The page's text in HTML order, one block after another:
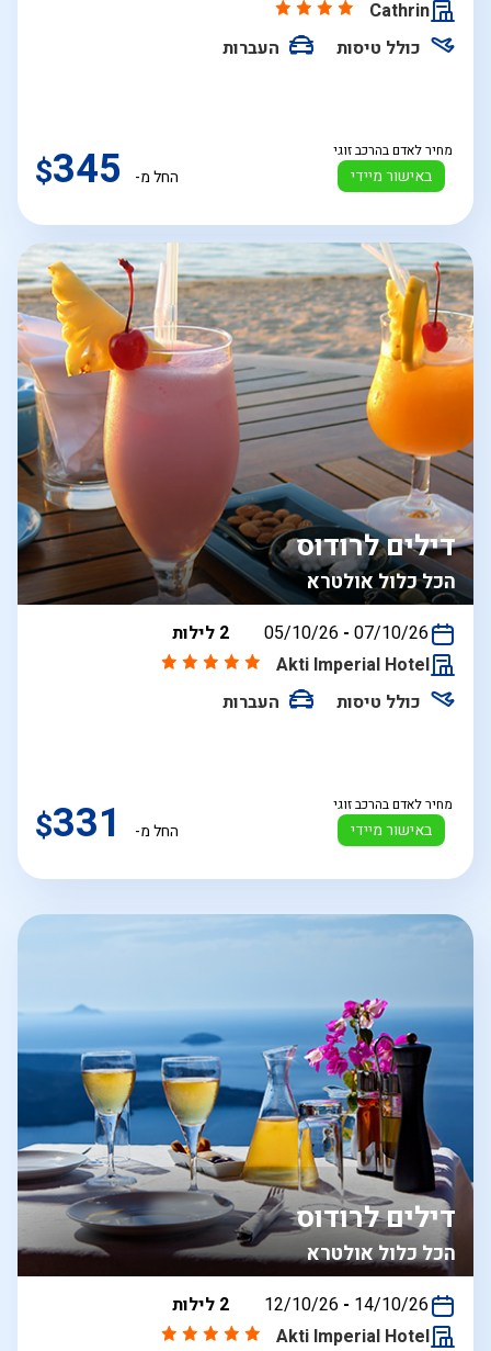
Cathrin
כולל טיסות
העברות
באישור מיידי
מחיר לאדם בהרכב זוגי
החל מ- $345
הכל כלול אולטרא
דילים לרודוס
בין
05/10/26 - 07/10/26
2 לילות
Akti Imperial Hotel
כולל טיסות
העברות
באישור מיידי
מחיר לאדם בהרכב זוגי
החל מ- $331
הכל כלול אולטרא
דילים לרודוס
בין
12/10/26 - 14/10/26
2 לילות
Akti Imperial Hotel